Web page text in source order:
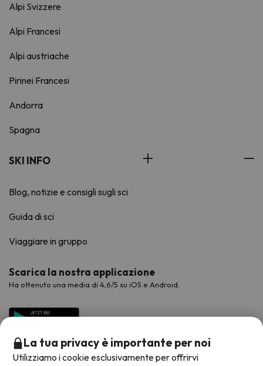
Alpi Svizzere
Alpi Francesi
Alpi austriache
Pirinei Francesi
Andorra
Spagna
SKI INFO
Blog, notizie e consigli sugli sci
Guida di sci
Viaggiare in gruppo
Scarica la nostra applicazione
Ha ottenuto una media di 4,6/5 su iOS e Android.
La tua privacy è importante per noi
Utilizziamo i cookie esclusivamente per offrirvi